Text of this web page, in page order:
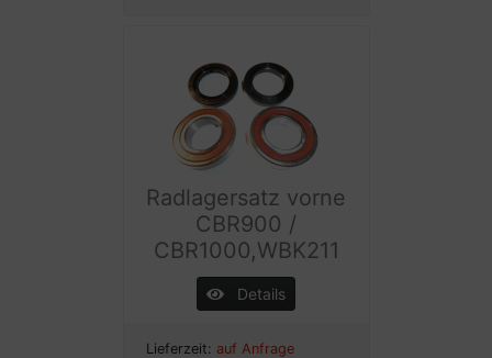
Radlagersatz vorne
CBR900 /
CBR1000,WBK211
Details
Lieferzeit: auf Anfrage